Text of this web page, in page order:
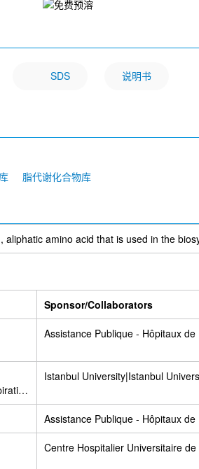
SDS 说明书
脂代谢化合物库
amino acid that is used in the
Sponsor/Collaborators
Assistance Publique - Hôpitaux de
Istanbul University|Istanbul
Assistance Publique - Hôpitaux de
Centre Hospitalier Universitaire de